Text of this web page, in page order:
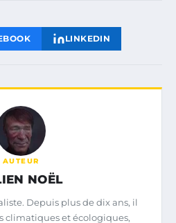
LINKEDIN
AUTEUR
NOËL
Depuis plus de dix ans, il
climatiques et écologiques,